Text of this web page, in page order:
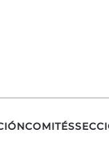
COMITÉS